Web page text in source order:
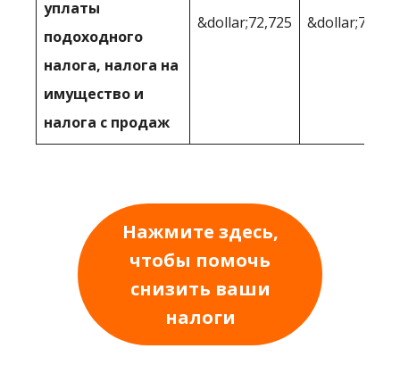
уплаты
подоходного
налога, налога на
имущество и
налога с продаж
&dollar;72,725
Нажмите здесь,
чтобы помочь
снизить ваши
налоги